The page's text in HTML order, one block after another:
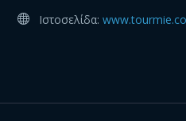
Ιστοσελίδα: